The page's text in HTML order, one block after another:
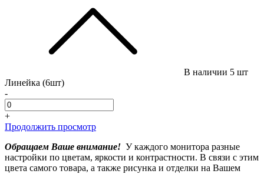
В наличии 5 шт
Линейка (6шт)
-
+
Продолжить просмотр
Обращаем Ваше внимание! У каждого монитора разные
настройки по цветам, яркости и контрастности. В связи с этим
цвета самого товара, а также рисунка и отделки на Вашем